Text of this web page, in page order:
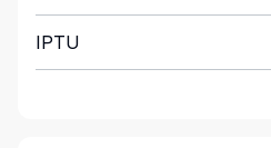
IPTU